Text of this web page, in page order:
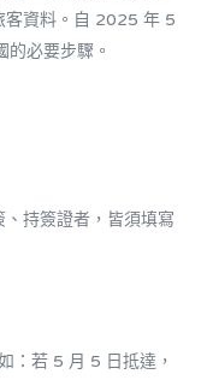
客資料。自 2025 年 5
必要步驟。
持簽證者，皆須填寫
：若 5 月 5 日抵達，